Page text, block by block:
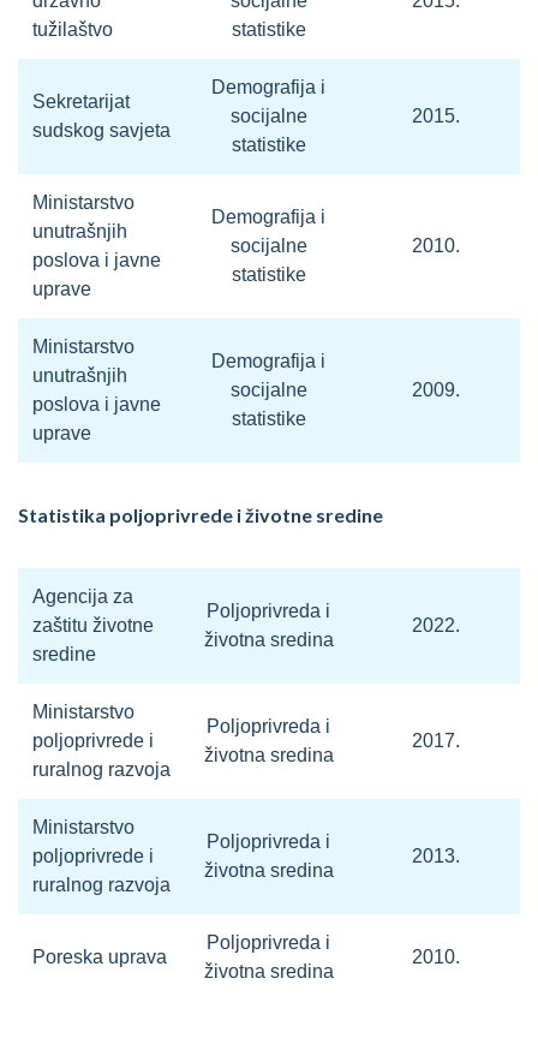
tužilaštvo
statistike
Sekretarijat
sudskog savjeta
Demografija i
socijalne
statistike
2015.
Ministarstvo
unutrašnjih
poslova i javne
uprave
Demografija i
socijalne
statistike
2010.
Ministarstvo
unutrašnjih
poslova i javne
uprave
Demografija i
socijalne
statistike
2009.
Statistika poljoprivrede i životne sredine
Agencija za
zaštitu životne
sredine
Poljoprivreda i
životna sredina
2022.
Ministarstvo
poljoprivrede i
ruralnog razvoja
Poljoprivreda i
životna sredina
2017.
Ministarstvo
poljoprivrede i
ruralnog razvoja
Poljoprivreda i
životna sredina
2013.
Poreska uprava
Poljoprivreda i
životna sredina
2010.